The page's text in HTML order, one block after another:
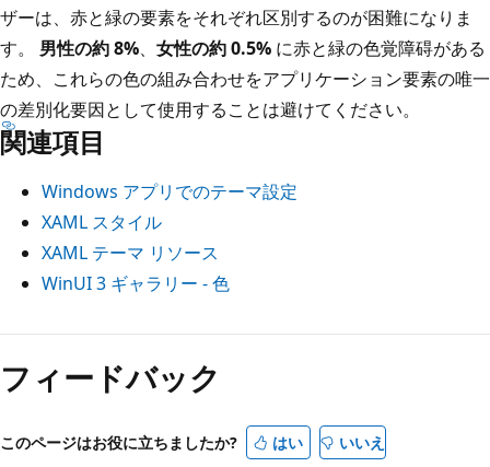
ザーは、赤と緑の要素をそれぞれ区別するのが困難になりま
す。 男性の約 8%、 女性の約 0.5% に赤と緑の色覚障碍がある
ため、これらの色の組み合わせをアプリケーション要素の唯一
の差別化要因として使用することは避けてください。
関連項目
Windows アプリでのテーマ設定
XAML スタイル
XAML テーマ リソース
WinUI 3 ギャラリー - 色
フィードバック
このページはお役に立ちましたか? はい いいえ